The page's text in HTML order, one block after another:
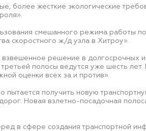
более жесткие экологические
смешанного режима работы
скоростного ж/д узла в Хитроу».
взвешенное решение в долгосрочных
полосы ведутся уже шесть
оценки всех за и против».
пытается получить новую
Новая взлетно-посадочная
в сфере создания транспортной